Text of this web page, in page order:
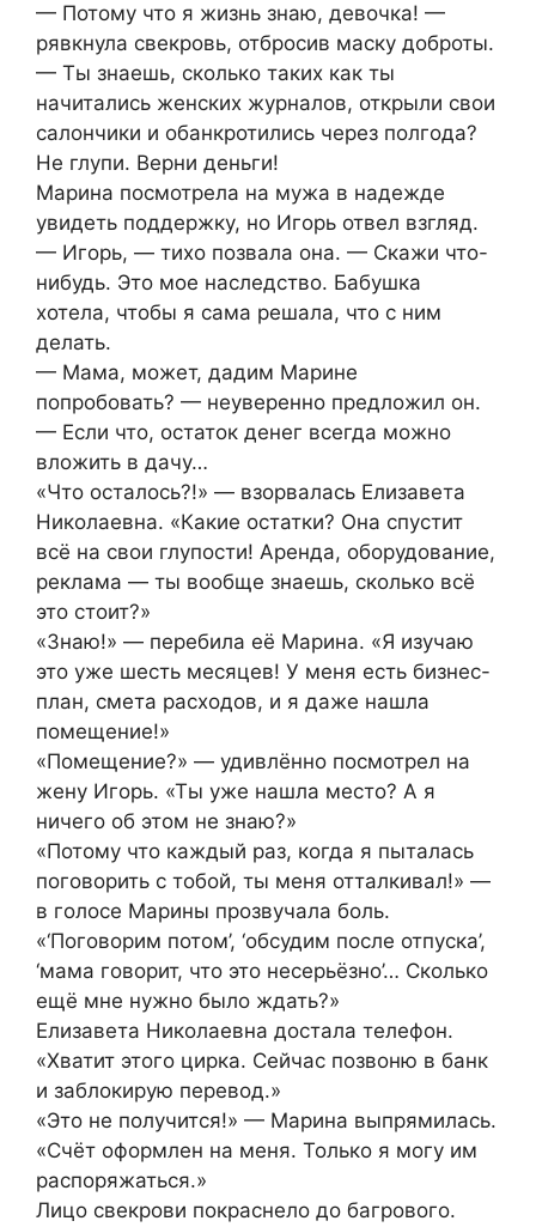
— Потому что я жизнь знаю, девочка! —
рявкнула свекровь, отбросив маску доброты.
— Ты знаешь, сколько таких как ты
начитались женских журналов, открыли свои
салончики и обанкротились через полгода?
Не глупи. Верни деньги!
Марина посмотрела на мужа в надежде
увидеть поддержку, но Игорь отвел взгляд.
— Игорь, — тихо позвала она. — Скажи что-
нибудь. Это мое наследство. Бабушка
хотела, чтобы я сама решала, что с ним
делать.
— Мама, может, дадим Марине
попробовать? — неуверенно предложил он.
— Если что, остаток денег всегда можно
вложить в дачу…
«Что осталось?!» — взорвалась Елизавета
Николаевна. «Какие остатки? Она спустит
всё на свои глупости! Аренда, оборудование,
реклама — ты вообще знаешь, сколько всё
это стоит?»
«Знаю!» — перебила её Марина. «Я изучаю
это уже шесть месяцев! У меня есть бизнес-
план, смета расходов, и я даже нашла
помещение!»
«Помещение?» — удивлённо посмотрел на
жену Игорь. «Ты уже нашла место? А я
ничего об этом не знаю?»
«Потому что каждый раз, когда я пыталась
поговорить с тобой, ты меня отталкивал!» —
в голосе Марины прозвучала боль.
«‘Поговорим потом’, ‘обсудим после отпуска’,
‘мама говорит, что это несерьёзно’… Сколько
ещё мне нужно было ждать?»
Елизавета Николаевна достала телефон.
«Хватит этого цирка. Сейчас позвоню в банк
и заблокирую перевод.»
«Это не получится!» — Марина выпрямилась.
«Счёт оформлен на меня. Только я могу им
распоряжаться.»
Лицо свекрови покраснело до багрового.